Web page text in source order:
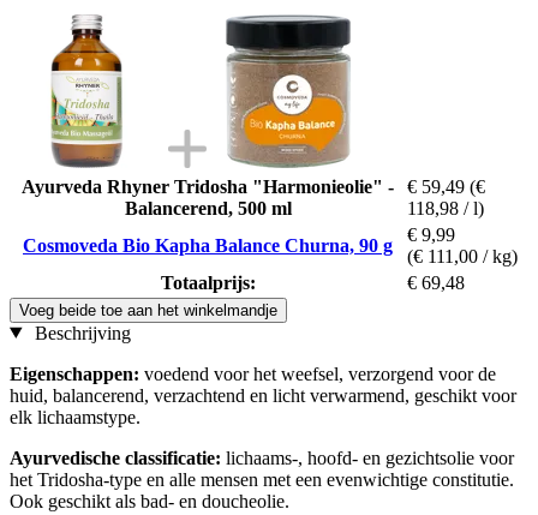
Ayurveda Rhyner Tridosha "Harmonieolie" -
Balancerend, 500 ml
€ 59,49 (€
118,98 / l)
Cosmoveda Bio Kapha Balance Churna, 90 g
€ 9,99
(€ 111,00 / kg)
Totaalprijs:
€ 69,48
Voeg beide toe aan het winkelmandje
Beschrijving
Eigenschappen: voedend voor het weefsel, verzorgend voor de
huid, balancerend, verzachtend en licht verwarmend, geschikt voor
elk lichaamstype.
Ayurvedische classificatie: lichaams-, hoofd- en gezichtsolie voor
het Tridosha-type en alle mensen met een evenwichtige constitutie.
Ook geschikt als bad- en doucheolie.